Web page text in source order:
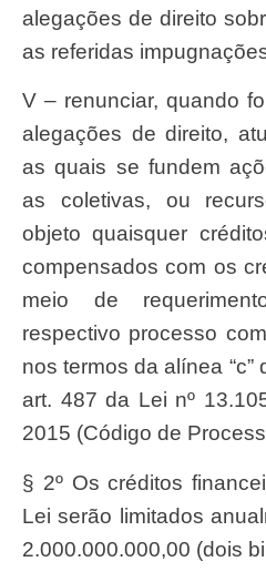
alegações de direito
as referidas
V – renunciar, quando for o caso, a quaisquer
alegações de direito,
as quais se fundem
as coletivas, ou
objeto quaisquer
compensados com os
meio de
respectivo processo
nos termos da alínea “c”
art. 487 da Lei nº
2015 (Código de
§ 2º Os créditos
Lei serão limitados
2.000.000.000,00 (dois